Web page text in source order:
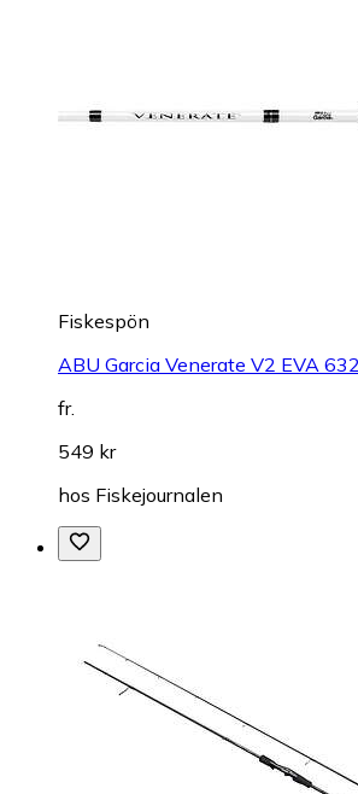
Fiskespön
ABU Garcia Venerate V2 EVA
fr.
549 kr
hos Fiskejournalen